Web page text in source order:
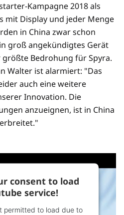
Kampagne 2018 als
mit Display und jeder Menge
in China zwar schon
groß angekündigtes Gerät
Bedrohung für Spyra.
Walter ist alarmiert: "Das
auch eine weitere
Innovation. Die
anzueignen, ist in China
consent to load
service!
permitted to load due to